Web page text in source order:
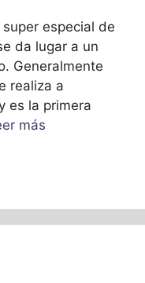
especial de
da lugar a un
Generalmente
realiza a
es la primera
más